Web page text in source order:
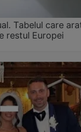
Tabelul care
restul Europei